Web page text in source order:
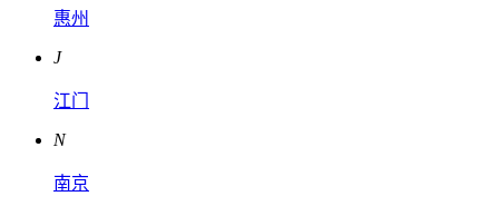
惠州
J
江门
N
南京